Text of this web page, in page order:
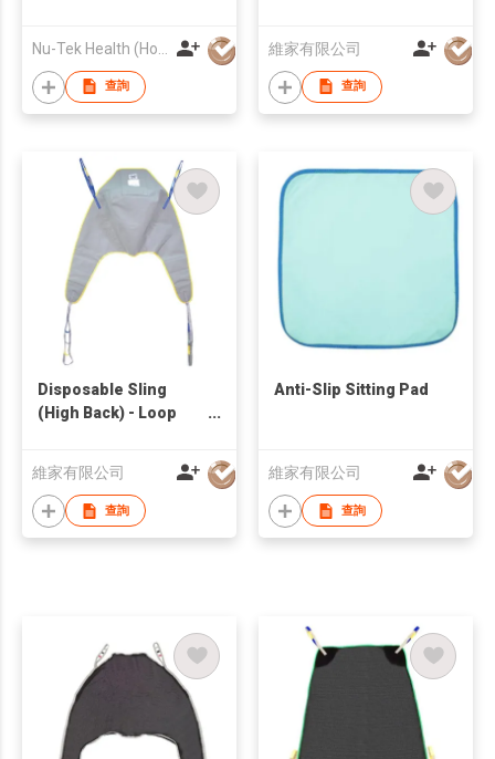
查詢
維家有限公司
查詢
Disposable Sling
(High Back) - Loop
維家有限公司
查詢
Anti-Slip Sitting Pad
維家有限公司
查詢